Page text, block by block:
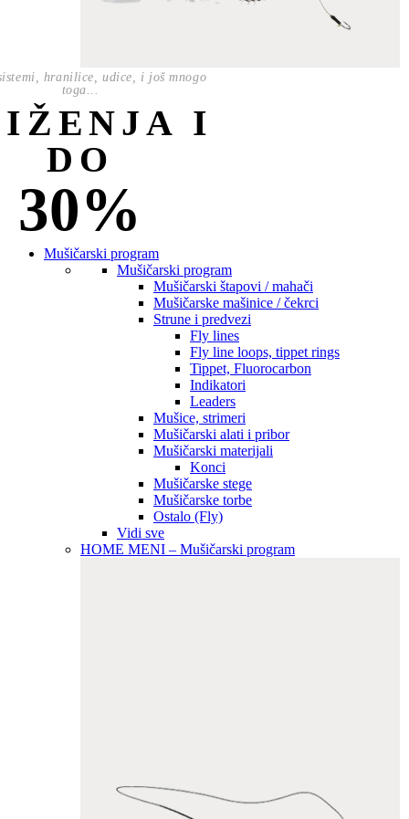
hranilice, udice, i još mnogo
toga...
I
DO
30%
Mušičarski program
Mušičarski program
Mušičarski štapovi / mahači
Mušičarske mašinice / čekrci
Strune i predvezi
Fly lines
Fly line loops, tippet rings
Tippet, Fluorocarbon
Indikatori
Leaders
Mušice, strimeri
Mušičarski alati i pribor
Mušičarski materijali
Konci
Mušičarske stege
Mušičarske torbe
Ostalo (Fly)
Vidi sve
HOME MENI – Mušičarski program